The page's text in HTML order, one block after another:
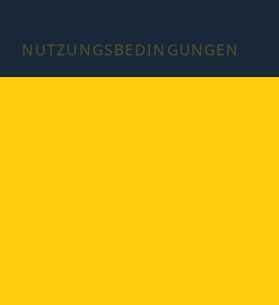
NUTZUNGSBEDINGUNGEN